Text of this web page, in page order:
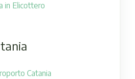
in Elicottero
Catania